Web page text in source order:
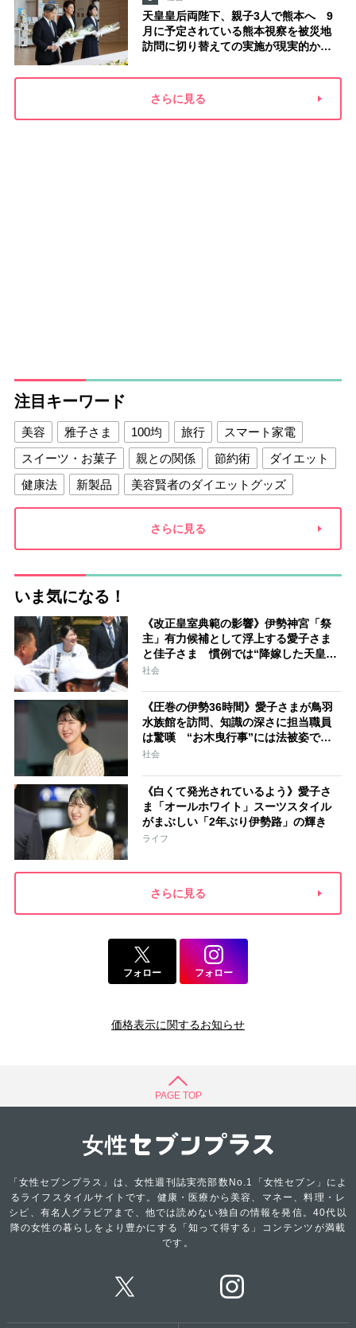
天皇皇后両陛下、親子3人で熊本へ 9
月に予定されている熊本視察を被災地
訪問に切り替えての実施が現実的か
添い方”
さらに見る
注目キーワード
美容 雅子さま 100均 旅行
スマート家電
スイーツ・お菓子
親との関係 節約術
ダイエット
健康法
新製品
美容賢者のダイエットグッズ
夫との関係
新津春子 どか食い
さらに見る
いま気になる！
《改正皇室典範の影響》伊勢神宮「祭
主」有力候補として浮上する愛子さま
と佳子さま 慣例では“降嫁した天皇家
の女性”が就任「結婚と祭祀の狭間で思
社会
《圧巻の伊勢36時間》愛子さまが鳥羽
水族館を訪問、知識の深さに担当職員
は驚嘆 “お木曳行事”には法被姿で参
加「市民に交じって一生懸命引いてお
社会
《白くて発光されているよう》愛子さ
ま「オールホワイト」スーツスタイル
がまぶしい「2年ぶり伊勢路」の輝き
ライフ
さらに見る
フォロー フォロー
価格表示に関するお知らせ
PAGE TOP
「女性セブンプラス」は、女性週刊誌実売部数No.1「女性セブン」によ
るライフスタイルサイトです。健康・医療から美容、マネー、料理・レ
シピ、有名人グラビアまで、他では読めない独自の情報を発信。40代以
降の女性の暮らしをより豊かにする「知って得する」コンテンツが満載
です。